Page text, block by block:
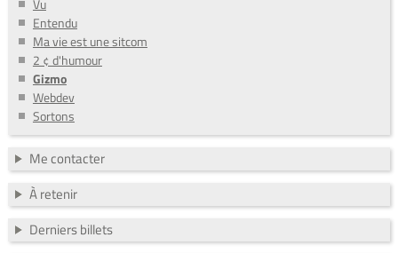
Vu
Entendu
Ma vie est une sitcom
2 ¢ d'humour
Gizmo
Webdev
Sortons
Me contacter
À retenir
Derniers billets